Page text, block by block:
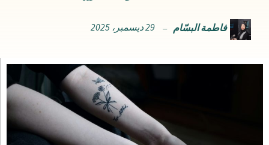
فاطمة البسّام 29 ديسمبر، 2025